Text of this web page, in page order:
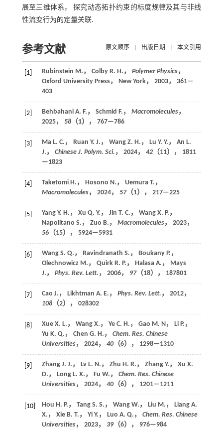
展至三维体系， 探究动态拓扑约束的标度规律及其与非线
性流变行为的定量关联.
参考文献 原文顺序 出版日期 本文引用
[1] Rubinstein M.， Colby R. H.， Polymer Physics，
Oxford University Press， New York， 2003， 361—
403
[2] Behbahani A. F.， Schmid F.， Macromolecules，
2025， 58（1）， 767—786
[3]
Ma L. C.， Ruan Y. J.， Wang Z. H.， Lu Y. Y.， An L.
J.， Chinese J. Polym. Sci. ， 2024， 42（11）， 1811
—1823
[4]
Taketomi H.， Hosono N.， Uemura T.，
Macromolecules， 2024， 57（1）， 217—225
[5]
Yang Y. H.， Xu Q. Y.， Jin T. C.， Wang X. P.，
Napolitano S.， Zuo B.， Macromolecules， 2023，
56（15）， 5924—5931
[6]
Wang S. Q.， Ravindranath S.， Boukany P.，
Olechnowicz M.， Quirk R. P.， Halasa A.， Mays
J.， Phys. Rev. Lett. ， 2006， 97（18）， 187801
[7] Cao J.， Likhtman A. E.， Phys. Rev. Lett. ， 2012，
108（2）， 028302
[8]
Xue X. L.， Wang X.， Ye C. H.， Gao M. N， Li P.，
Yu K. Q.， Chen G. H.， Chem. Res. Chinese
Universities， 2024， 40（6）， 1298—1310
[9]
Zhang J. J.， Lv L. N.， Zhu H. R.， Zhang Y.， Xu X.
D.， Long L. X.， Fu W.， Chem. Res. Chinese
Universities， 2024， 40（6）， 1201—1211
[10]
Hou H. P.， Tang S. S.， Wang W.， Liu M.， Liang A.
X.， Xie B. T.， Yi Y.， Luo A. Q.， Chem. Res. Chinese
Universities， 2023， 39（6）， 976—984